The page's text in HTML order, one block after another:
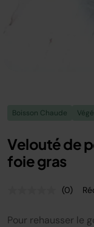
Boisson Chaude
Velouté de
foie gras
(0)
Pour rehausser le